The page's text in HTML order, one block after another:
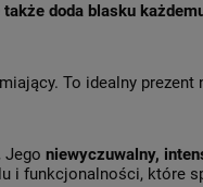
doda blasku
To idealny
Jego niewyczuwalny,
i funkcjonalności, które